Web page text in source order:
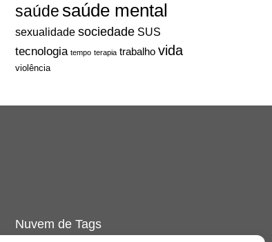
saúdesaúde mental
sexualidade sociedade SUS
tecnologia tempo terapia trabalho vida
violência
Nuvem de Tags